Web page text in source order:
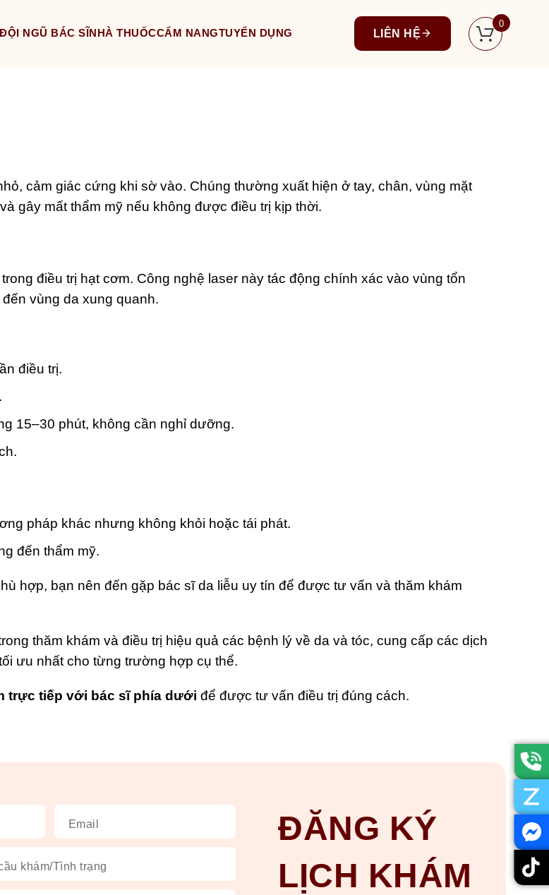
ĐỘI NGŨ BÁC SĨ NHÀ THUỐCCẨM NANGTUYỂN DỤNG LIÊN HỆ
0
cảm giác cứng khi sờ vào. Chúng thường xuất hiện ở tay, chân, vùng mặt
gây mất thẩm mỹ nếu không được điều trị kịp thời.
điều trị hạt cơm. Công nghệ laser này tác động chính xác vào vùng tổn
vùng da xung quanh.
điều trị.
15–30 phút, không cần nghỉ dưỡng.
pháp khác nhưng không khỏi hoặc tái phát.
đến thẩm mỹ.
hợp, bạn nên đến gặp bác sĩ da liễu uy tín để được tư vấn và thăm khám
thăm khám và điều trị hiệu quả các bệnh lý về da và tóc, cung cấp các dịch
ưu nhất cho từng trường hợp cụ thể.
trực tiếp với bác sĩ phía dưới để được tư vấn điều trị đúng cách.
Email
khám/Tình trạng
ĐĂNG KÝ
LỊCH KHÁM